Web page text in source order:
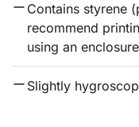
Contains styrene
recommend
using an
Slightly